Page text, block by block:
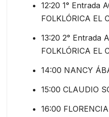
12:20 1° Entrada
FOLKLÓRICA EL
13:20 2° Entrada
FOLKLÓRICA EL
14:00 NANCY
15:00 CLAUDIO
16:00